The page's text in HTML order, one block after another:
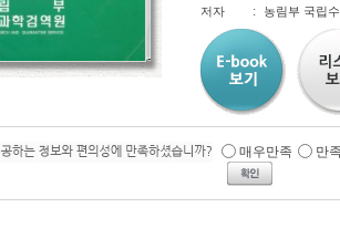
저자
: 농림부 국립
매우만족 만족